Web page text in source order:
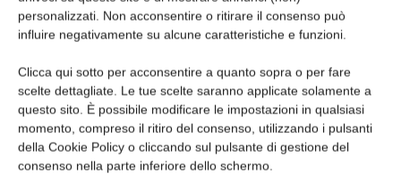
personalizzati. Non acconsentire o ritirare il consenso può
influire negativamente su alcune caratteristiche e funzioni.
Clicca qui sotto per acconsentire a quanto sopra o per fare
scelte dettagliate. Le tue scelte saranno applicate solamente a
questo sito. È possibile modificare le impostazioni in qualsiasi
momento, compreso il ritiro del consenso, utilizzando i pulsanti
della Cookie Policy o cliccando sul pulsante di gestione del
consenso nella parte inferiore dello schermo.
Edicola web
Abbonati